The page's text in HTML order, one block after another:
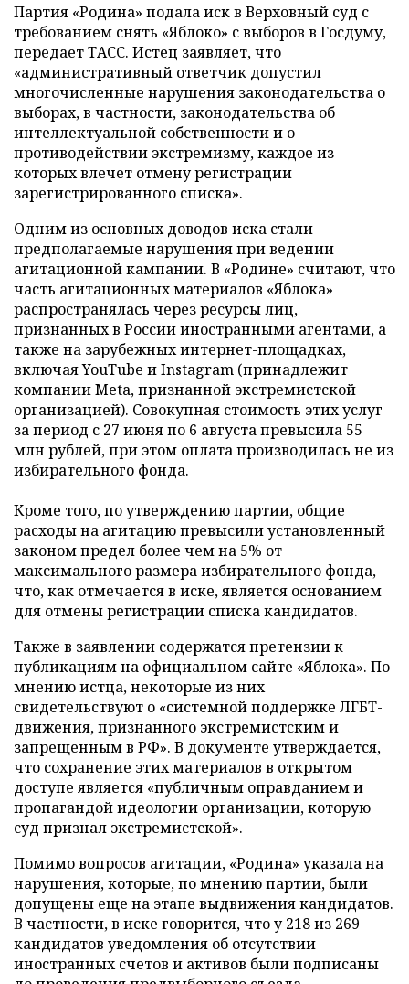
Партия «Родина» подала иск в Верховный суд с
требованием снять «Яблоко» с выборов в Госдуму,
передаетТАСС. Истец заявляет, что
«административный ответчик допустил
многочисленные нарушения законодательства о
выборах, в частности, законодательства об
интеллектуальной собственности и о
противодействии экстремизму, каждое из
которых влечет отмену регистрации
зарегистрированного списка».
Одним из основных доводов иска стали
предполагаемые нарушения при ведении
агитационной кампании. В «Родине» считают, что
часть агитационных материалов «Яблока»
распространялась через ресурсы лиц,
признанных в России иностранными агентами, а
также на зарубежных интернет-площадках,
включая YouTube и Instagram (принадлежит
компании Meta, признанной экстремистской
организацией). Совокупная стоимость этих услуг
за период с 27 июня по 6 августа превысила 55
млн рублей, при этом оплата производилась не из
избирательного фонда.
Кроме того, по утверждению партии, общие
расходы на агитацию превысили установленный
законом предел более чем на 5% от
максимального размера избирательного фонда,
что, как отмечается в иске, является основанием
для отмены регистрации списка кандидатов.
Также в заявлении содержатся претензии к
публикациям на официальном сайте «Яблока». По
мнению истца, некоторые из них
свидетельствуют о «системной поддержке ЛГБТ-
движения, признанного экстремистским и
запрещенным в РФ». В документе утверждается,
что сохранение этих материалов в открытом
доступе является «публичным оправданием и
пропагандой идеологии организации, которую
суд признал экстремистской».
Помимо вопросов агитации, «Родина» указала на
нарушения, которые, по мнению партии, были
допущены еще на этапе выдвижения кандидатов.
В частности, в иске говорится, что у 218 из 269
кандидатов уведомления об отсутствии
иностранных счетов и активов были подписаны